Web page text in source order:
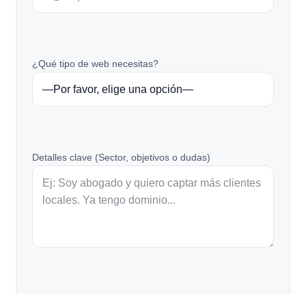
¿Qué tipo de web necesitas?
Detalles clave (Sector, objetivos o dudas)